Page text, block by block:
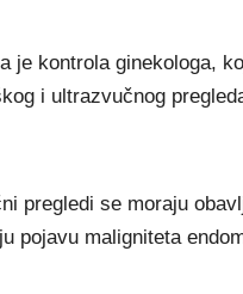
je kontrola ginekologa,
i ultrazvučnog
pregledi se moraju
pojavu maligniteta